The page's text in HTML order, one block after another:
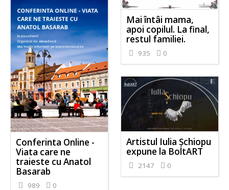
Mai întâi mama,
apoi copilul. La final,
restul familiei.
935 0
Conferinta Online -
Viata care ne
traieste cu Anatol
Basarab
989 0
Artistul Iulia Șchiopu
expune la BoltART
2147 0